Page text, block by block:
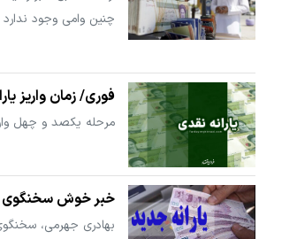
چنین وامی وجود
فوری/ زمان واریز یارانه مهر
مرحله یکصد و چهل واریز یارانه معیشتی
خبر خوش سخنگوی
بهادری جهرمی،